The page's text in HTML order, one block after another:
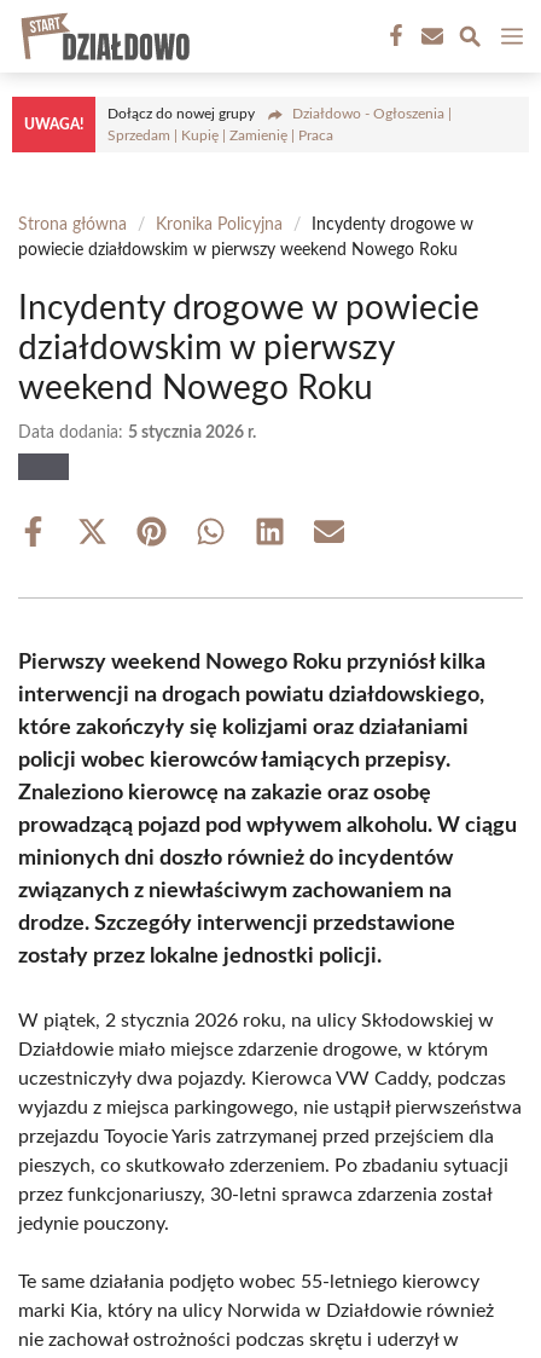
Przejdź
treści
UWAGA!
Dołącz do nowej grupy
Działdowo - Ogłoszenia |
Sprzedam | Kupię | Zamienię | Praca
Strona główna / Kronika Policyjna /
Incydenty drogowe w
powiecie działdowskim w pierwszy weekend Nowego Roku
Incydenty drogowe w powiecie
działdowskim w pierwszy
weekend Nowego Roku
Data dodania: 5 stycznia 2026 r.
Share
Share
(Twitter)
Share Share Share Share
Pierwszy weekend Nowego Roku przyniósł kilka
interwencji na drogach powiatu działdowskiego,
które zakończyły się kolizjami oraz działaniami
policji wobec kierowców łamiących przepisy.
Znaleziono kierowcę na zakazie oraz osobę
prowadzącą pojazd pod wpływem alkoholu. W ciągu
minionych dni doszło również do incydentów
związanych z niewłaściwym zachowaniem na
drodze. Szczegóły interwencji przedstawione
zostały przez lokalne jednostki policji.
W piątek, 2 stycznia 2026 roku, na ulicy Skłodowskiej w
Działdowie miało miejsce zdarzenie drogowe, w którym
uczestniczyły dwa pojazdy. Kierowca VW Caddy, podczas
wyjazdu z miejsca parkingowego, nie ustąpił pierwszeństwa
przejazdu Toyocie Yaris zatrzymanej przed przejściem dla
pieszych, co skutkowało zderzeniem. Po zbadaniu sytuacji
przez funkcjonariuszy, 30-letni sprawca zdarzenia został
jedynie pouczony.
Te same działania podjęto wobec 55-letniego kierowcy
marki Kia, który na ulicy Norwida w Działdowie również
nie zachował ostrożności podczas skrętu i uderzył w